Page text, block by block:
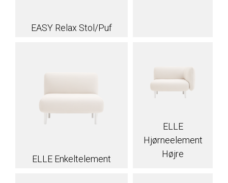
EASY Relax Stol/Puf
ELLE Enkeltelement
ELLE
Hjørneelement
Højre